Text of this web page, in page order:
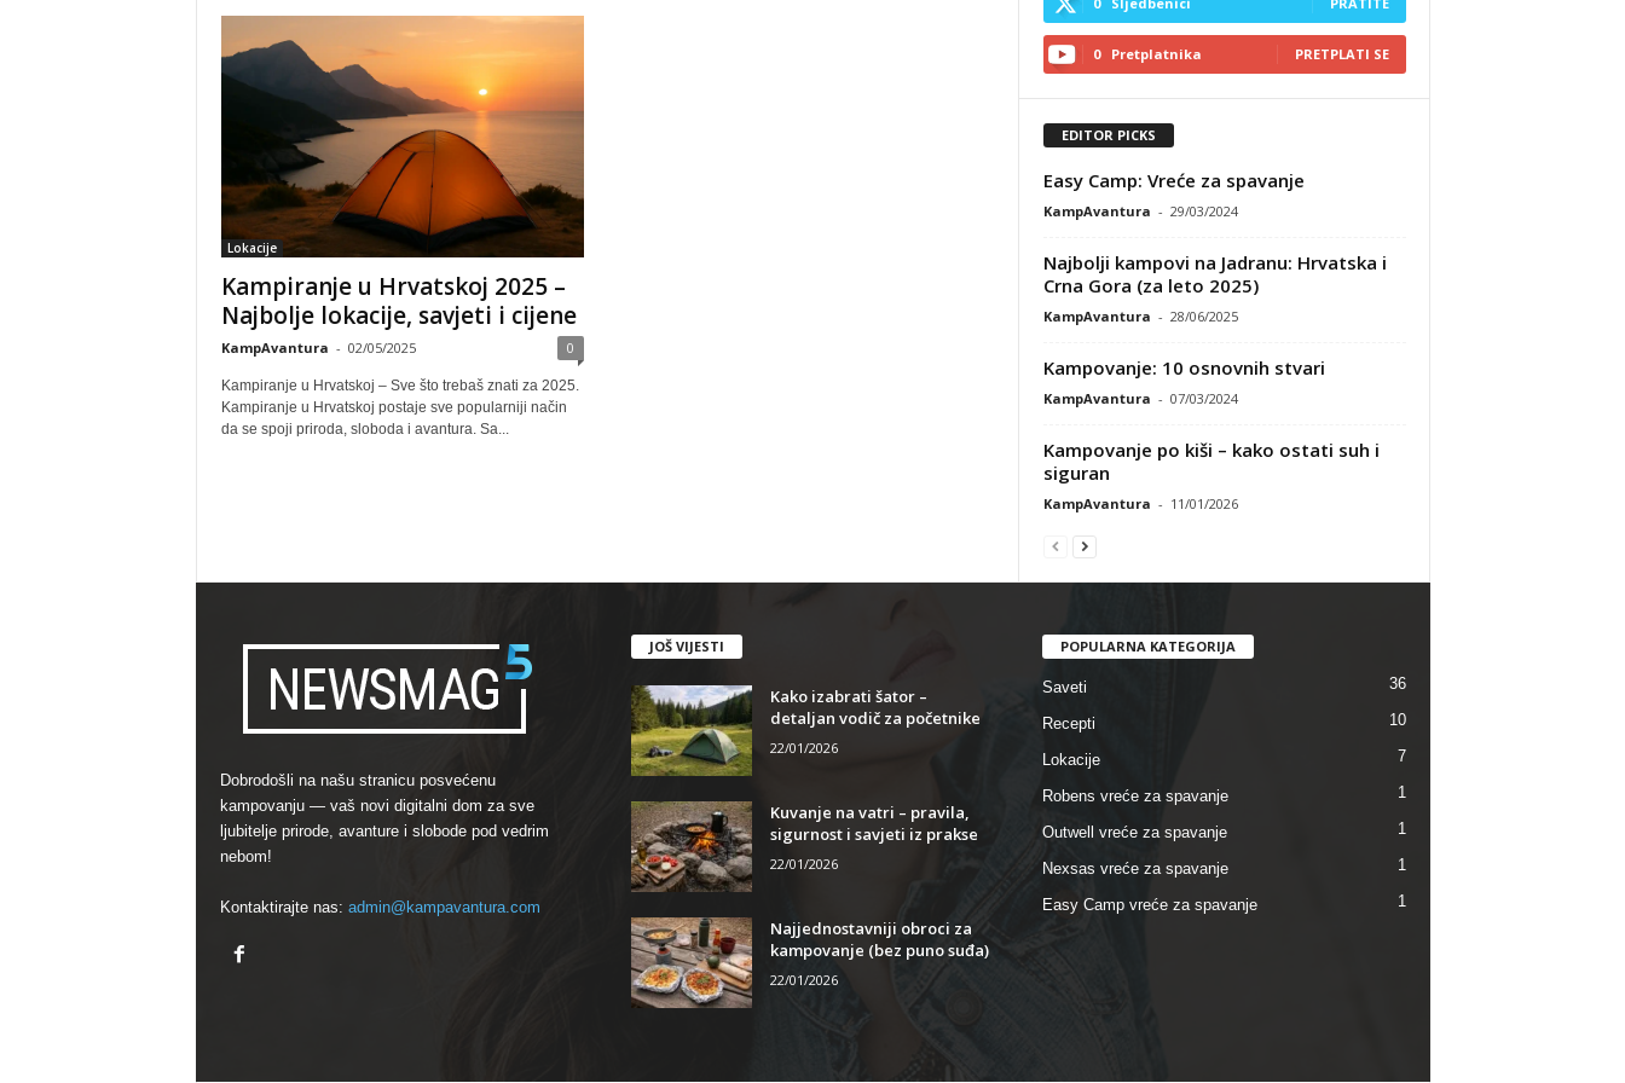
Lokacije
Kampiranje u Hrvatskoj 2025 –
Najbolje lokacije, savjeti i cijene
KampAvantura - 02/05/2025 0
Kampiranje u Hrvatskoj – Sve što trebaš znati za 2025.
Kampiranje u Hrvatskoj postaje sve popularniji način
da se spoji priroda, sloboda i avantura. Sa...
0 Pretplatnika PRETPLATI SE
EDITOR PICKS
Easy Camp: Vreće za spavanje
KampAvantura - 29/03/2024
Najbolji kampovi na Jadranu: Hrvatska i
Crna Gora (za leto 2025)
KampAvantura - 28/06/2025
Kampovanje: 10 osnovnih stvari
KampAvantura - 07/03/2024
Kampovanje po kiši – kako ostati suh i
siguran
KampAvantura - 11/01/2026
Dobrodošli na našu stranicu posvećenu
kampovanju — vaš novi digitalni dom za sve
ljubitelje prirode, avanture i slobode pod vedrim
nebom!
Kontaktirajte nas: admin@kampavantura.com
JOŠ VIJESTI
Kako izabrati šator –
detaljan vodič za početnike
22/01/2026
Kuvanje na vatri – pravila,
sigurnost i savjeti iz prakse
22/01/2026
Najjednostavniji obroci za
kampovanje (bez puno suđa)
22/01/2026
POPULARNA KATEGORIJA
Saveti 36
Recepti 10
Lokacije 7
Robens vreće za spavanje 1
Outwell vreće za spavanje 1
Nexsas vreće za spavanje 1
Easy Camp vreće za spavanje 1